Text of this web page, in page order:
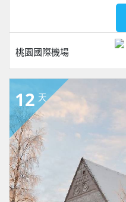
桃園國際機場
12 天